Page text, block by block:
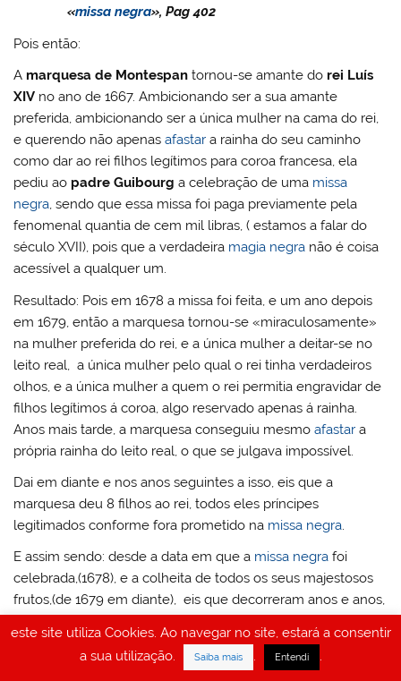
«missa negra», Pag 402
Pois então:
A marquesa de Montespan tornou-se amante do rei Luís
XIV no ano de 1667. Ambicionando ser a sua amante
preferida, ambicionando ser a única mulher na cama do rei,
e querendo não apenasafastar a rainha do seu caminho
como dar ao rei filhos legítimos para coroa francesa, ela
pediu ao padre Guibourg a celebração de uma missa
negra, sendo que essa missa foi paga previamente pela
fenomenal quantia de cem mil libras, ( estamos a falar do
século XVII), pois que a verdadeira magia negra não é coisa
acessível a qualquer um.
Resultado: Pois em 1678 a missa foi feita, e um ano depois
em 1679, então a marquesa tornou-se «miraculosamente»
na mulher preferida do rei, e a única mulher a deitar-se no
leito real, a única mulher pelo qual o rei tinha verdadeiros
olhos, e a única mulher a quem o rei permitia engravidar de
filhos legítimos á coroa, algo reservado apenas á rainha.
Anos mais tarde, a marquesa conseguiu mesmoafastar a
própria rainha do leito real, o que se julgava impossível.
Dai em diante e nos anos seguintes a isso, eis que a
marquesa deu 8 filhos ao rei, todos eles príncipes
legitimados conforme fora prometido na missa negra.
E assim sendo: desde a data em que a missa negra foi
celebrada,(1678), e a colheita de todos os seus majestosos
frutos,(de 1679 em diante), eis que decorreram anos e anos,
nobre marquesa soube sempre guiar-se pela fé na magia
infernal das missas negras , e pela orientação espiritual do
este site utiliza Cookies. Ao navegar no site, estará a consentir
a sua utilização.
Saiba mais . Entendi .